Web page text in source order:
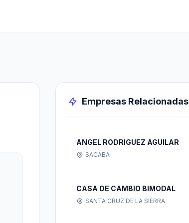
Empresas Relacionadas
ANGEL RODRIGUEZ AGUILAR
SACABA
CASA DE CAMBIO BIMODAL
SANTA CRUZ DE LA SIERRA